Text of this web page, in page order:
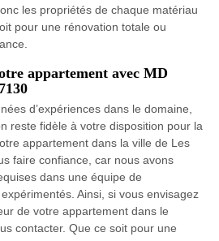
les propriétés de chaque matériau
pour une rénovation totale ou
appartement avec MD
d’expériences dans le domaine,
reste fidèle à votre disposition pour la
appartement dans la ville de Les
faire confiance, car nous avons
dans une équipe de
Ainsi, si vous envisagez
de votre appartement dans le
contacter. Que ce soit pour une